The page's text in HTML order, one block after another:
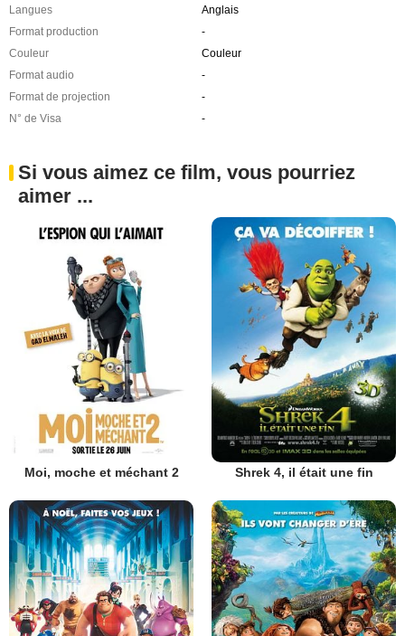
Langues
Anglais
Format production
-
Couleur
Couleur
Format audio
-
Format de projection
-
N° de Visa
-
Si vous aimez ce film, vous pourriez
aimer ...
Moi, moche et méchant 2 Shrek 4, il était une fin